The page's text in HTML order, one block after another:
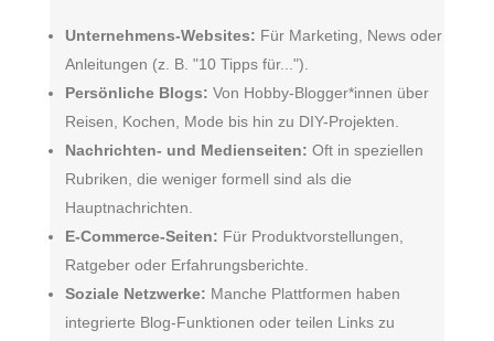
Unternehmens-Websites: Für Marketing, News oder
Anleitungen (z. B. "10 Tipps für...").
Persönliche Blogs: Von Hobby-Blogger*innen über
Reisen, Kochen, Mode bis hin zu DIY-Projekten.
Nachrichten- und Medienseiten: Oft in speziellen
Rubriken, die weniger formell sind als die
Hauptnachrichten.
E-Commerce-Seiten: Für Produktvorstellungen,
Ratgeber oder Erfahrungsberichte.
Soziale Netzwerke: Manche Plattformen haben
integrierte Blog-Funktionen oder teilen Links zu